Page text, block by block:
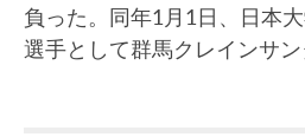
負った。同年1月1日、日本
選手として群馬クレインサ